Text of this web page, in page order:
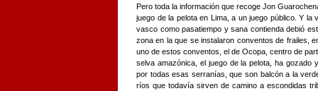
Pero toda la información que recoge Jon
juego de la pelota en Lima, a un juego público. Y
vasco como pasatiempo y sana contienda debió
zona en la que se instalaron conventos de frailes,
uno de estos conventos, el de Ocopa, centro de
selva amazónica, el juego de la pelota, ha gozado
por todas esas serranías, que son balcón a la
ríos que todavía sirven de camino a escondidas